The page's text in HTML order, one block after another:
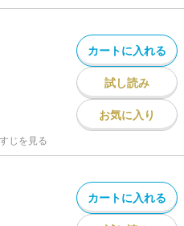
カートに入れる
試し読み
お気に入り
じを見る
カートに入れる